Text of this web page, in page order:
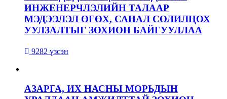
ИНЖЕНЕРЧЛЭЛИЙН ТАЛААР
МЭДЭЭЛЭЛ ӨГӨХ, САНАЛ СОЛИЛЦОХ
УУЛЗАЛТЫГ ЗОХИОН БАЙГУУЛЛАА
9282 үзсэн
АЗАРГА, ИХ НАСНЫ МОРЬДЫН